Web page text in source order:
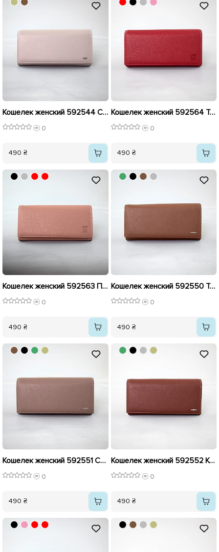
Кошелек женский 592544 Серый
0
490 ₴
Кошелек женский 592564 Темно-красный
0
490 ₴
Кошелек женский 592563 Пудровый
0
490 ₴
Кошелек женский 592550 Темно-бежевый
0
490 ₴
Кошелек женский 592551 Серый
0
490 ₴
Кошелек женский 592552 Коричневый
0
490 ₴